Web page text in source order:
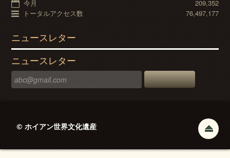
今月
209,352
トータルアクセス数
76,497,177
ニュースレター
ニュースレター
© ホイアン世界文化遺産